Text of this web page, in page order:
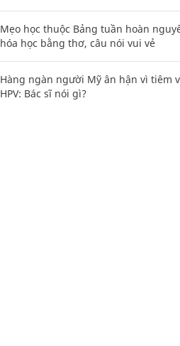
Mẹo học thuộc Bảng tuần hoàn
hóa học bằng thơ, câu nói vui vẻ
Hàng ngàn người Mỹ ân hận vì tiêm
HPV: Bác sĩ nói gì?